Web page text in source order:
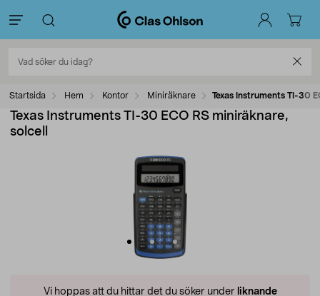
Startsida Hem Kontor Miniräknare Texas Instruments TI-30
Texas Instruments TI-30 ECO RS miniräknare,
solcell
Vi hoppas att du hittar det du söker under liknande